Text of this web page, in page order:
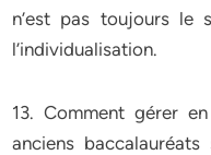
n’est pas toujours le
l’individualisation.
13. Comment gérer
anciens